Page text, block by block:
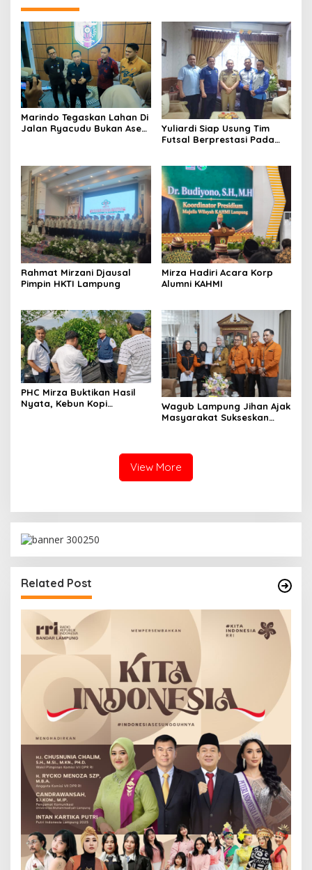
Marindo Tegaskan Lahan Di
Jalan Ryacudu Bukan Aset
Yuliardi Siap Usung Tim
Futsal Berprestasi Pada
Rahmat Mirzani Djausal
Pimpin HKTI Lampung
Mirza Hadiri Acara Korp
Alumni KAHMI
PHC Mirza Buktikan Hasil
Nyata, Kebun Kopi
Wagub Lampung Jihan Ajak
Masyarakat Sukseskan
View More
Related Post